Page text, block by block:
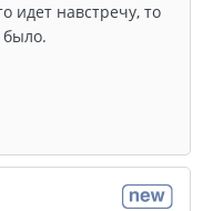
идет навстречу, то
было.